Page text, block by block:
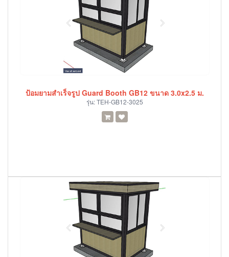
ป้อมยามสำเร็จรูป Guard Booth GB12 ขนาด 3.0x2.5 ม.
รุ่น:TEH-GB12-3025